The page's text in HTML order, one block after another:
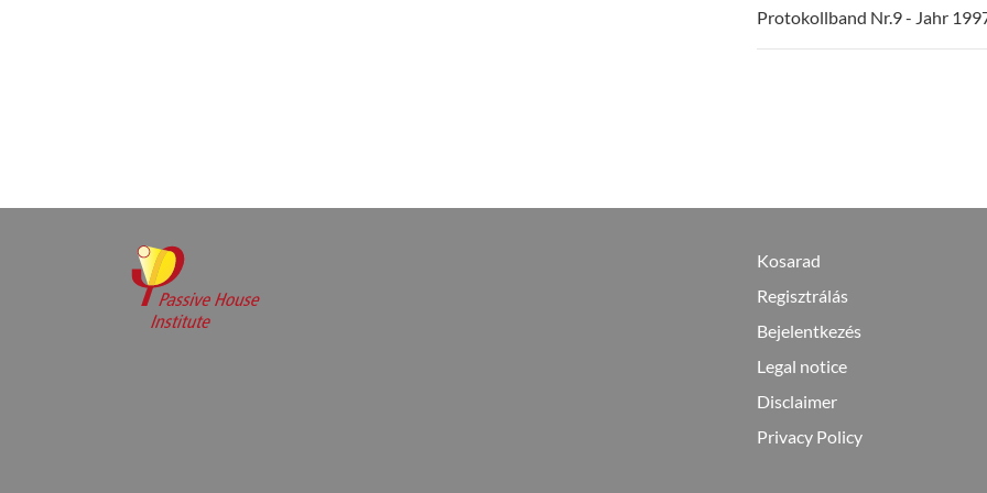
Protokollband Nr.9 - Jahr
Kosarad
Regisztrálás
Bejelentkezés
Legal notice
Disclaimer
Privacy Policy